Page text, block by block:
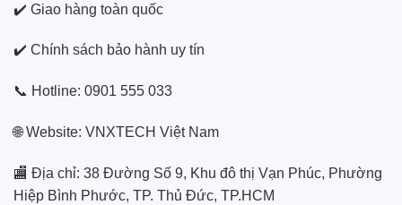
✔️ Giao hàng toàn quốc
✔️ Chính sách bảo hành uy tín
📞 Hotline: 0901 555 033
🌐 Website: VNXTECH Việt Nam
🏬 Địa chỉ: 38 Đường Số 9, Khu đô thị Vạn Phúc, Phường
Hiệp Bình Phước, TP. Thủ Đức, TP.HCM